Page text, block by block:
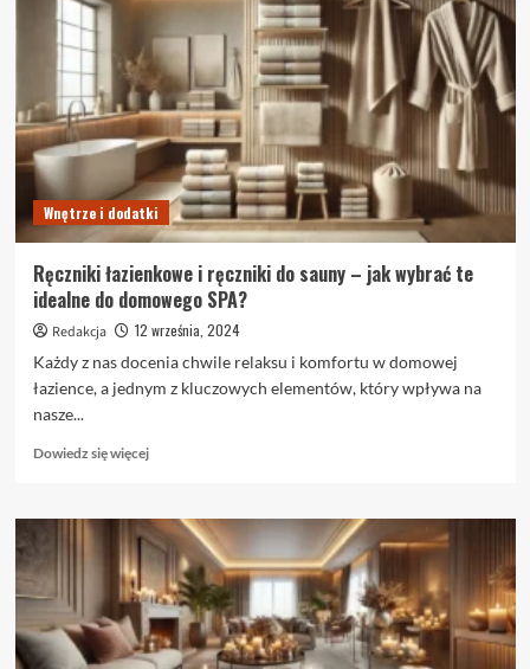
panele
dywany?
Wnętrze i dodatki
Ręczniki łazienkowe i ręczniki do sauny – jak wybrać te
idealne do domowego SPA?
Redakcja
12 września, 2024
Każdy z nas docenia chwile relaksu i komfortu w domowej
łazience, a jednym z kluczowych elementów, który wpływa na
nasze...
Dowiedz się więcejDowiedz
o
Ręczniki
łazienkowe
i
ręczniki
do
sauny